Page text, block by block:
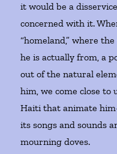
it would be a
concerned with it.
“homeland,” where
he is actually from, a
out of the natural
him, we come close
Haiti that animate
its songs and sounds
mourning doves.